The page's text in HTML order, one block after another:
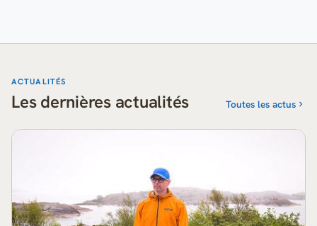
ACTUALITÉS
Les dernières actualités Toutes les actus